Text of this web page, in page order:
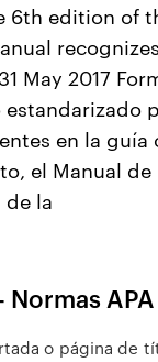
6th edition of
May 2017
en la guía
el Manual de
de la
Normas APA
o página de